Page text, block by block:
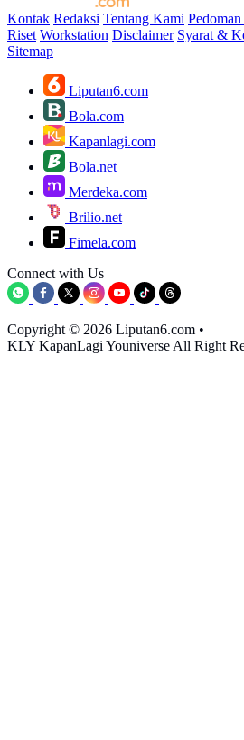
Kontak Redaksi Tentang Kami
Riset Workstation Disclaimer Syarat &
Sitemap
Liputan6.com
Bola.com
Kapanlagi.com
Bola.net
Merdeka.com
Brilio.net
Fimela.com
Connect with Us
Copyright © 2026 Liputan6.com •
KLY KapanLagi Youniverse All Right